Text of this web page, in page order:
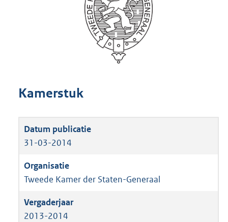
Kamerstuk
31-03-2014
Tweede Kamer der Staten-Generaal
2013-2014